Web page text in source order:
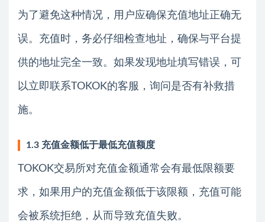
为了避免这种情况，用户应确保充值地址正确无
误。充值时，务必仔细检查地址，确保与平台提
供的地址完全一致。如果发现地址填写错误，可
以立即联系TOKOK的客服，询问是否有补救措
施。
1.3 充值金额低于最低充值额度
TOKOK交易所对充值金额通常会有最低限额要
求，如果用户的充值金额低于该限额，充值可能
会被系统拒绝，从而导致充值失败。